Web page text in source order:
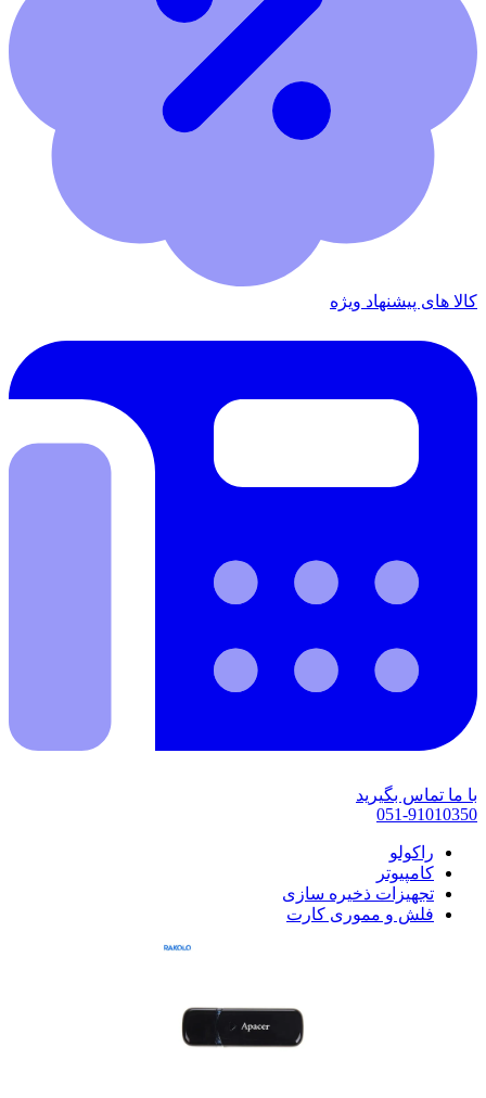
کالا های پیشنهاد ویژه
با ما تماس بگیرید
051-91010350
راکولو
کامپیوتر
تجهیزات ذخیره سازی
فلش و مموری کارت